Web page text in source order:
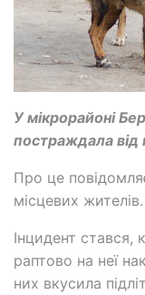
У мікрорайоні
постраждала від
Про це
місцевих жителів.
Інцидент стався,
раптово на неї
них вкусила